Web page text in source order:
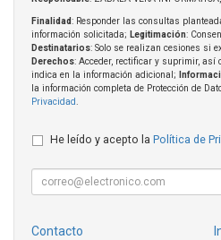
Finalidad: Responder las consultas
información solicitada; Legitimación:
Destinatarios: Solo se realizan cesiones si
Derechos: Acceder, rectificar y suprimir, así
indica en la información adicional;
la información completa de Protección de
Privacidad
He leído y acepto la Política de
Contacto